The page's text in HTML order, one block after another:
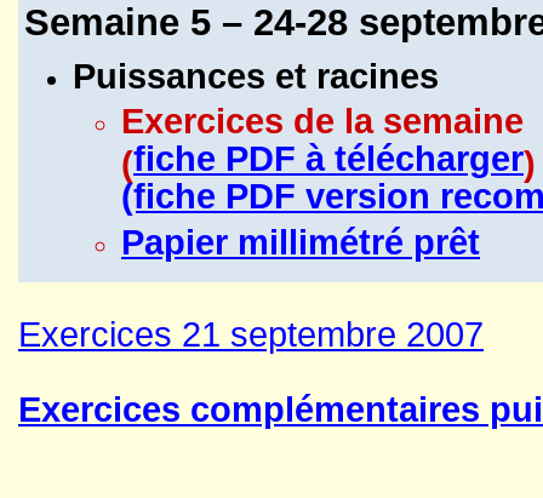
Semaine 5 – 24-28
Puissances et racines
Exercices de la semaine
(fiche PDF à télécharger)
(fiche PDF version
Papier millimétré prêt
Exercices 21 septembre 2007
Exercices complémentaires